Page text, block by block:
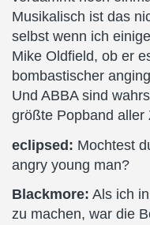
Musikalisch ist das
selbst wenn ich
Mike Oldfield, ob er
bombastischer
Und ABBA sind
größte Popband aller
eclipsed: Mochtest
angry young man?
Blackmore: Als ich
zu machen, war die